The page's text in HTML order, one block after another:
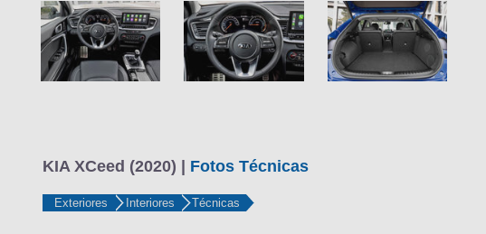
KIA XCeed (2020) | Fotos Técnicas
Exteriores Interiores Técnicas